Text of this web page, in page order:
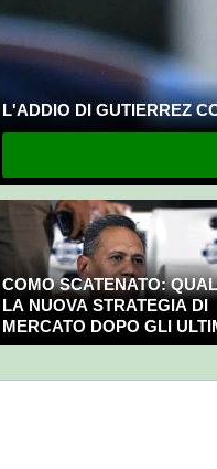
L'ADDIO DI GUTIERREZ
COMO SCATENATO:
LA NUOVA STRATEGIA DI
MERCATO DOPO GLI
COLPI?